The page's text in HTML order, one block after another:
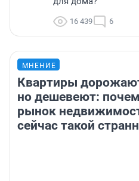
16 439 6
МНЕНИЕ
Квартиры
но дешевеют:
рынок
сейчас такой